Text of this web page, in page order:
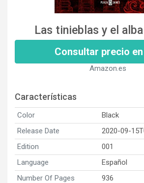
Las tinieblas y el
Consultar precio
Amazon.es
Características
Color
Black
Release Date
2020-09-
Edition
001
Language
Español
Number Of Pages
936